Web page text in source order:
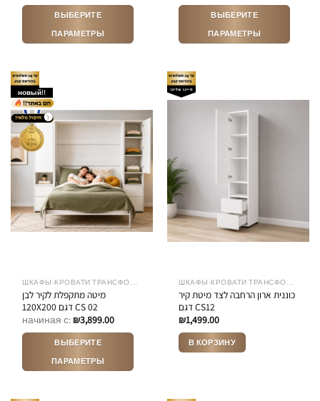
ВЫБЕРИТЕ
ПАРАМЕТРЫ
имеет
несколько
вариаций.
Опции
можно
выбрать
на
странице
товара.
ВЫБЕРИТЕ
ПАРАМЕТРЫ
имеет
несколько
вариаций.
на
странице
товара.
новый!!
ШКАФЫ-КРОВАТИ ТРАНСФОРМЕРЫ
מיטה מתקפלת לקיר לבן
120X200 דגם CS 02
начиная с: ₪3,899.00
ВЫБЕРИТЕ
ПАРАМЕТРЫ
ШКАФЫ-КРОВАТИ ТРАНСФОРМЕРЫ
כוננית ארון הרחבה לצד מיטת קיר
דגם CS12
₪1,499.00
В КОРЗИНУ